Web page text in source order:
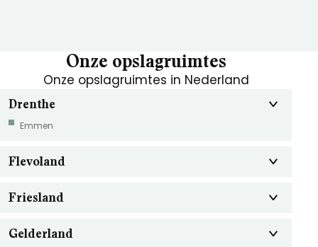
Onze opslagruimtes
Onze opslagruimtes in Nederland
Drenthe
Emmen
Flevoland
Friesland
Gelderland